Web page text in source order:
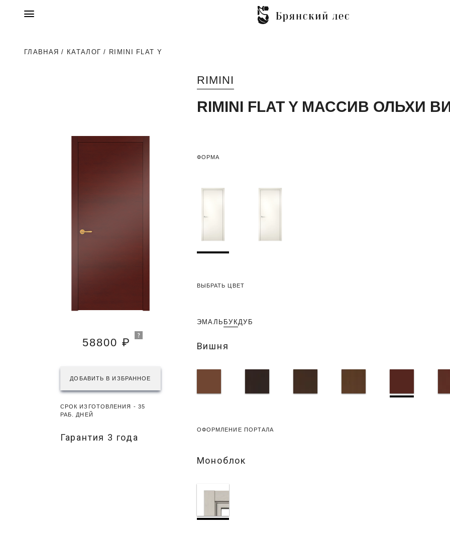
ГЛАВНАЯ / КАТАЛОГ / RIMINI FLAT Y
58800 ₽
ДОБАВИТЬ В ИЗБРАННОЕ
СРОК ИЗГОТОВЛЕНИЯ - 35
РАБ. ДНЕЙ
Гарантия 3 года
RIMINI
RIMINI FLAT Y МАССИВ ОЛЬХИ
ФОРМА
ВЫБРАТЬ ЦВЕТ
ЭМАЛЬ БУК ДУБ
Вишня
ОФОРМЛЕНИЕ ПОРТАЛА
Моноблок